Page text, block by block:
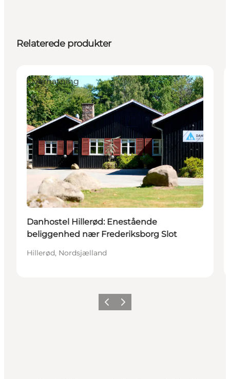
Relaterede produkter
Overnatning
Danhostel Hillerød: Enestående
beliggenhed nær Frederiksborg Slot
Hillerød, Nordsjælland
ForrigeNæste